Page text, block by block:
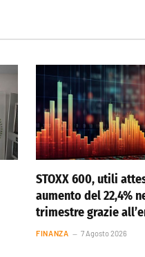
STOXX 600, utili
aumento del 22,4%
trimestre grazie
FINANZA 7 Agosto 2026